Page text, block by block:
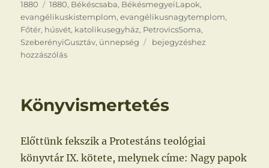
1880
Címke
1880, Békéscsaba, BékésmegyeiLapok,
evangélikuskistemplom,evangélikusnagytemplom,
Főtér, húsvét, katolikusegyház, PetrovicsSoma,
SzeberényiGusztáv, ünnepség Húsvét
bejegyzéshez
hozzászólás
Könyvismertetés
Előttünk fekszik a Protestáns teológiai
könyvtár IX. kötete, melynek címe: Nagy papok